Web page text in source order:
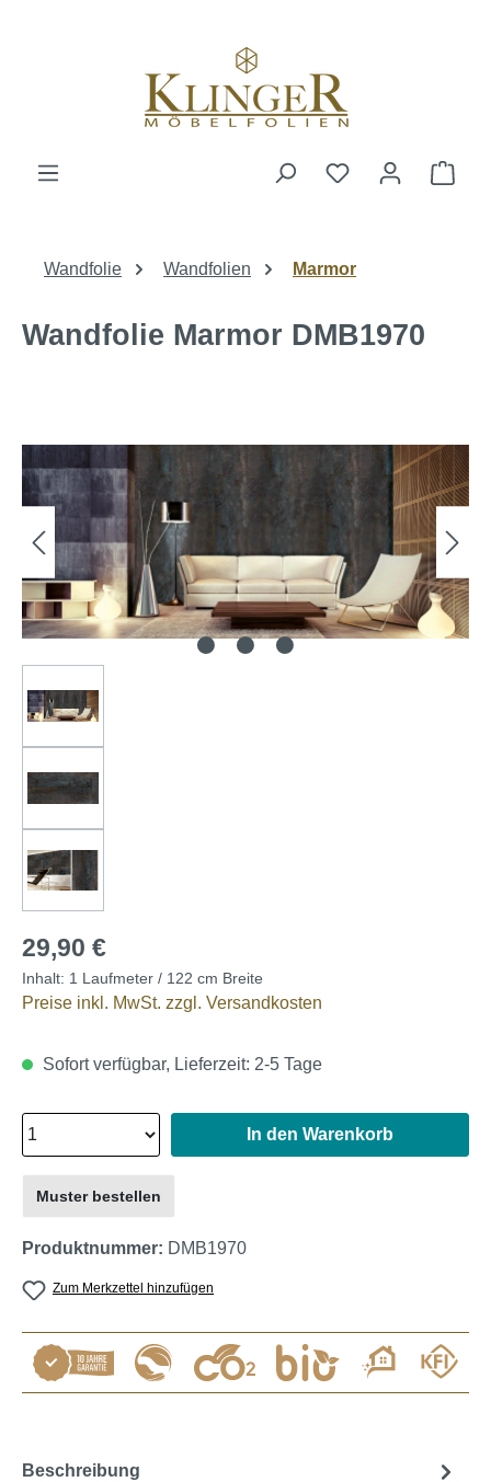
Wandfolie Wandfolien Marmor
Wandfolie Marmor DMB1970
29,90 €
Inhalt: 1 Laufmeter / 122 cm Breite
Preise inkl. MwSt. zzgl. Versandkosten
Sofort verfügbar, Lieferzeit: 2-5 Tage
In den Warenkorb
Zum Merkzettel hinzufügen
Muster bestellen
Produktnummer: DMB1970
Beschreibung